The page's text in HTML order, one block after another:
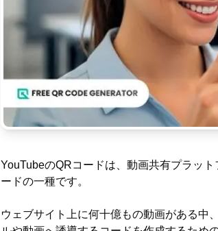
YouTubeのQRコードは、動画共有プラッ
ードの一種です。
ウェブサイト上に何十億もの動画がある中